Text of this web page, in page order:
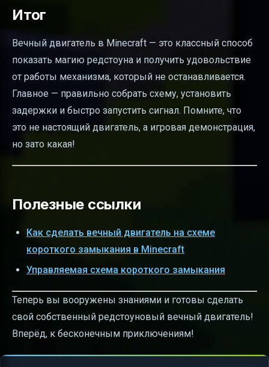
Итог
Вечный двигатель в Minecraft — это классный способ
показать магию редстоуна и получить удовольствие
от работы механизма, который не останавливается.
Главное — правильно собрать схему, установить
задержки и быстро запустить сигнал. Помните, что
это не настоящий двигатель, а игровая демонстрация,
но зато какая!
Полезные ссылки
Как сделать вечный двигатель на схеме
короткого замыкания в Minecraft
Управляемая схема короткого замыкания
Теперь вы вооружены знаниями и готовы сделать
свой собственный редстоуновый вечный двигатель!
Вперёд, к бесконечным приключениям!